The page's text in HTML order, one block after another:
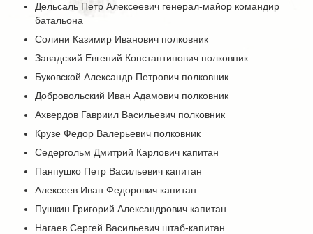
Дельсаль Петр Алексеевич генерал-майор командир
батальона
Солини Казимир Иванович полковник
Завадский Евгений Константинович полковник
Буковской Александр Петрович полковник
Добровольский Иван Адамович полковник
Ахвердов Гавриил Васильевич полковник
Крузе Федор Валерьевич полковник
Седергольм Дмитрий Карлович капитан
Панпушко Петр Васильевич капитан
Алексеев Иван Федорович капитан
Пушкин Григорий Александрович капитан
Нагаев Сергей Васильевич штаб-капитан